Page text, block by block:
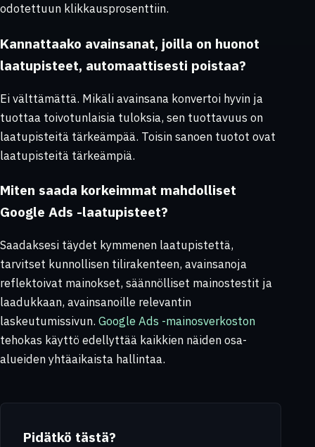
odotettuun klikkausprosenttiin.
Kannattaako avainsanat, joilla on huonot
laatupisteet, automaattisesti poistaa?
Ei välttämättä. Mikäli avainsana konvertoi hyvin ja
tuottaa toivotunlaisia tuloksia, sen tuottavuus on
laatupisteitä tärkeämpää. Toisin sanoen tuotot ovat
laatupisteitä tärkeämpiä.
Miten saada korkeimmat mahdolliset
Google Ads -laatupisteet?
Saadaksesi täydet kymmenen laatupistettä,
tarvitset kunnollisen tilirakenteen, avainsanoja
reflektoivat mainokset, säännölliset mainostestit ja
laadukkaan, avainsanoille relevantin
laskeutumissivun. Google Ads -mainosverkoston
tehokas käyttö edellyttää kaikkien näiden osa-
alueiden yhtäaikaista hallintaa.
Pidätkö tästä?